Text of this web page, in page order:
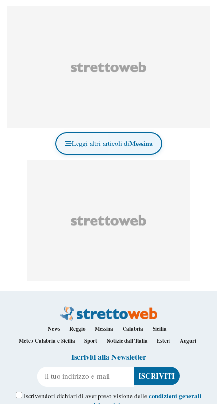
Leggi altri articoli diMessina
News Reggio Messina Calabria
Sicilia
Meteo Calabria e Sicilia
Sport Notizie dall’Italia Esteri Auguri
Iscriviti alla Newsletter
Iscrivendoti dichiari di aver preso visione dellecondizioni generali